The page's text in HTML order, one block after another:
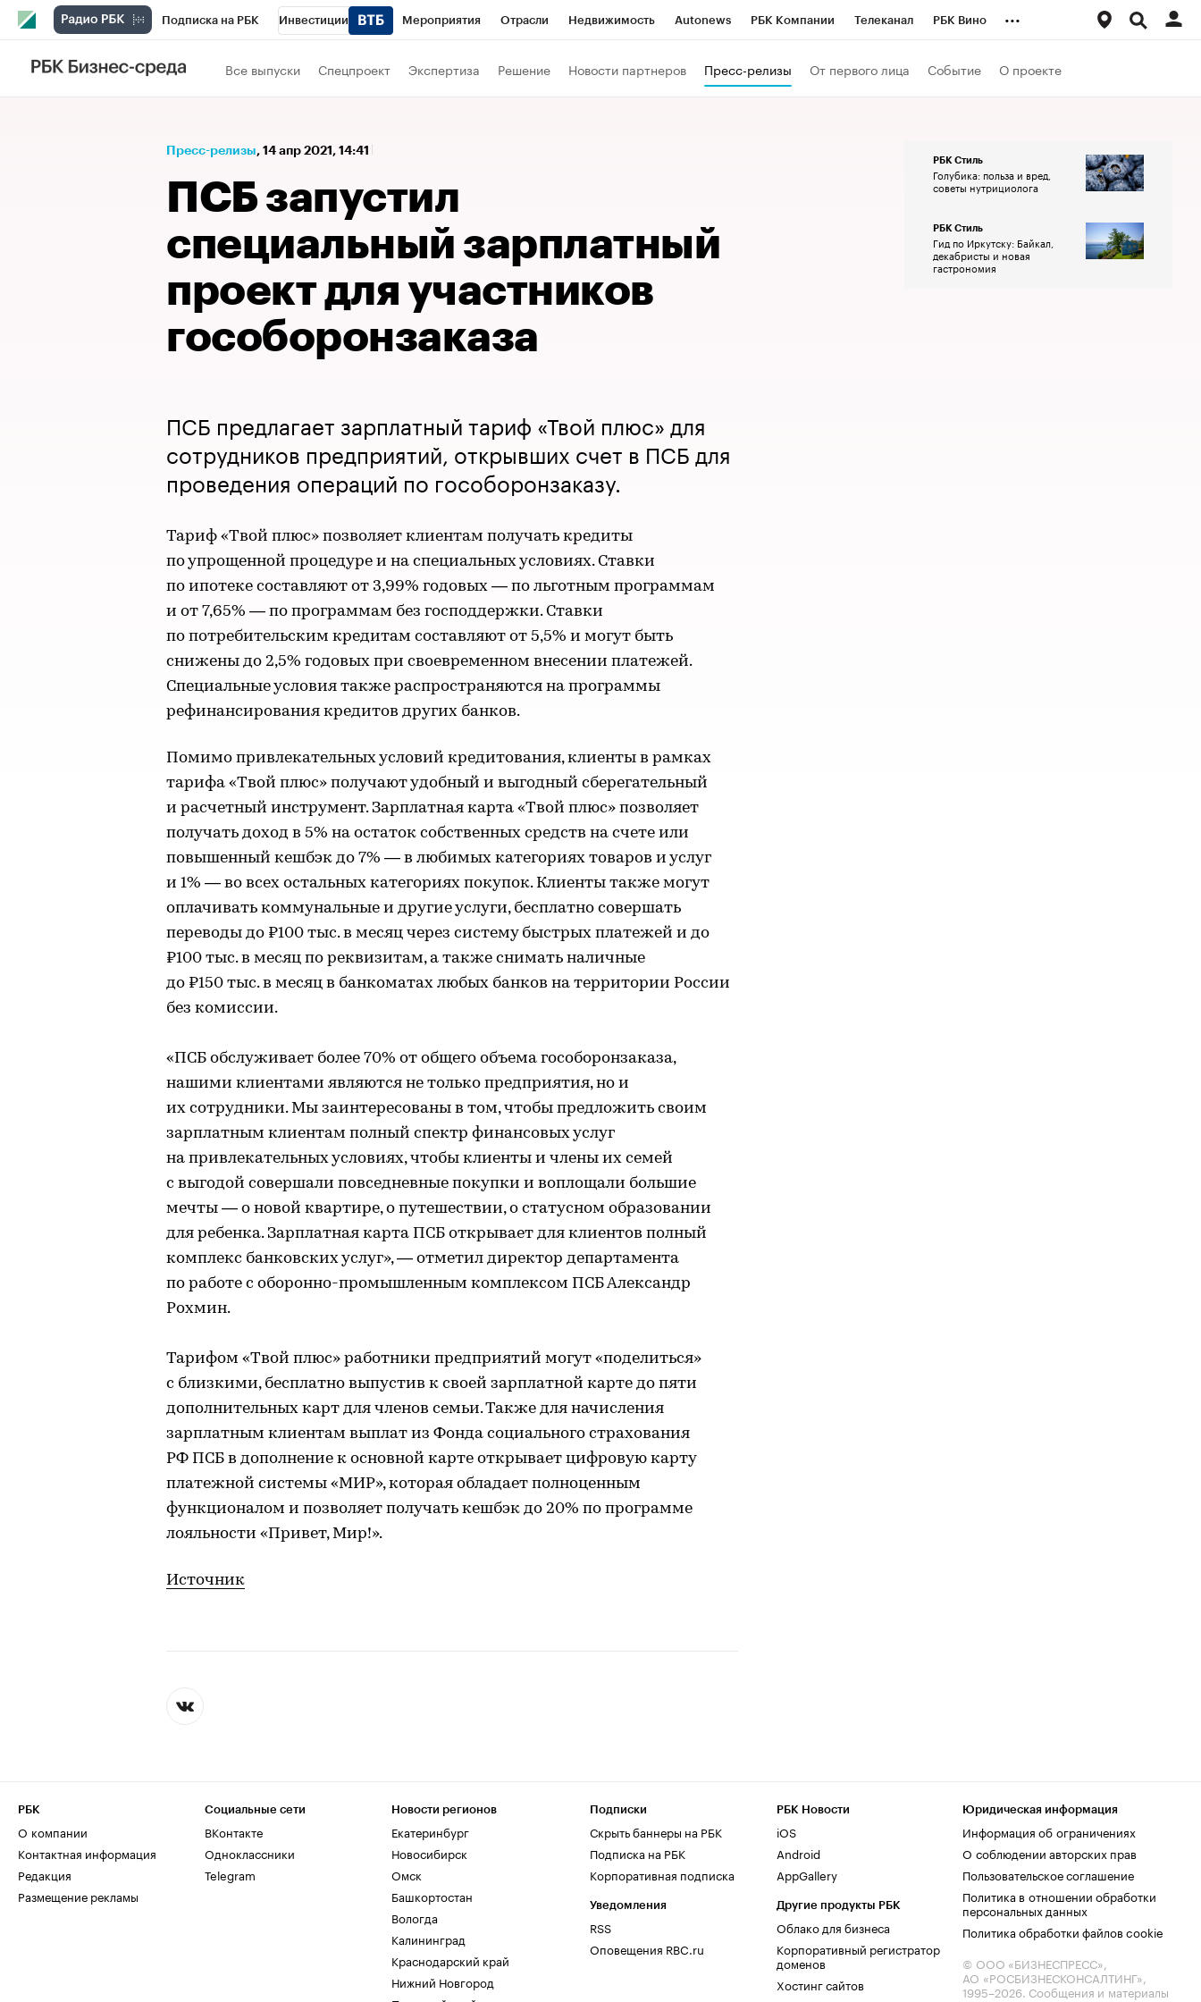
Подписка на РБК Инвестиции Мероприятия Отрасли Недвижимость Autonews РБК Компании Телеканал РБК Вино
Спорт
Технологии и медиа
...
Все выпуски Спецпроект Экспертиза Решение Новости партнеров Пресс-релизы От первого лица Событие О проекте
Пресс-релизы⁠, 14 апр 2021, 14:41
ПСБ запустил
специальный зарплатный
проект для участников
гособоронзаказа
ПСБ предлагает зарплатный тариф «Твой плюс» для
сотрудников предприятий, открывших счет в ПСБ для
проведения операций по гособоронзаказу.
Тариф «Твой плюс» позволяет клиентам получать кредиты
по упрощенной процедуре и на специальных условиях. Ставки
по ипотеке составляют от 3,99% годовых — по льготным программам
и от 7,65% — по программам без господдержки. Ставки
по потребительским кредитам составляют от 5,5% и могут быть
снижены до 2,5% годовых при своевременном внесении платежей.
Специальные условия также распространяются на программы
рефинансирования кредитов других банков.
Помимо привлекательных условий кредитования, клиенты в рамках
тарифа «Твой плюс» получают удобный и выгодный сберегательный
и расчетный инструмент. Зарплатная карта «Твой плюс» позволяет
получать доход в 5% на остаток собственных средств на счете или
повышенный кешбэк до 7% — в любимых категориях товаров и услуг
и 1% — во всех остальных категориях покупок. Клиенты также могут
оплачивать коммунальные и другие услуги, бесплатно совершать
переводы до ₽100 тыс. в месяц через систему быстрых платежей и до
₽100 тыс. в месяц по реквизитам, а также снимать наличные
до ₽150 тыс. в месяц в банкоматах любых банков на территории России
без комиссии.
«ПСБ обслуживает более 70% от общего объема гособоронзаказа,
нашими клиентами являются не только предприятия, но и
их сотрудники. Мы заинтересованы в том, чтобы предложить своим
зарплатным клиентам полный спектр финансовых услуг
на привлекательных условиях, чтобы клиенты и члены их семей
с выгодой совершали повседневные покупки и воплощали большие
мечты — о новой квартире, о путешествии, о статусном образовании
для ребенка. Зарплатная карта ПСБ открывает для клиентов полный
комплекс банковских услуг», — отметил директор департамента
по работе с оборонно-промышленным комплексом ПСБ Александр
Рохмин.
Тарифом «Твой плюс» работники предприятий могут «поделиться»
с близкими, бесплатно выпустив к своей зарплатной карте до пяти
дополнительных карт для членов семьи. Также для начисления
зарплатным клиентам выплат из Фонда социального страхования
РФ ПСБ в дополнение к основной карте открывает цифровую карту
платежной системы «МИР», которая обладает полноценным
функционалом и позволяет получать кешбэк до 20% по программе
лояльности «Привет, Мир!».
Источник
РБК Стиль
Голубика: польза и вред,
советы нутрициолога
РБК Стиль
Гид по Иркутску: Байкал,
декабристы и новая
гастрономия
РБК
О компании
Контактная информация
Редакция
Размещение рекламы
Социальные сети
ВКонтакте
Одноклассники
Telegram
Новости регионов
Екатеринбург
Новосибирск
Омск
Башкортостан
Вологда
Калининград
Краснодарский край
Нижний Новгород
Подписки
Скрыть баннеры на РБК
Подписка на РБК
Корпоративная подписка
Уведомления
RSS
Оповещения RBC.ru
РБК Новости
iOS
Android
AppGallery
Другие продукты РБК
Облако для бизнеса
Корпоративный регистратор
доменов
Хостинг сайтов
Юридическая информация
Информация об ограничениях
О соблюдении авторских прав
Пользовательское соглашение
Политика в отношении обработки
персональных данных
Политика обработки файлов cookie
© ООО «БИЗНЕСПРЕСС»,
АО «РОСБИЗНЕСКОНСАЛТИНГ»,
1995–2026. Сообщения и материалы